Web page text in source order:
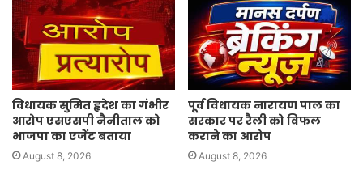
विधायक सुमित हृदेश का गंभीर
आरोप एसएसपी नैनीताल को
भाजपा का एजेंट बताया
August 8, 2026
पूर्व विधायक नारायण पाल का
सरकार पर रैली को विफल
कराने का आरोप
August 8, 2026